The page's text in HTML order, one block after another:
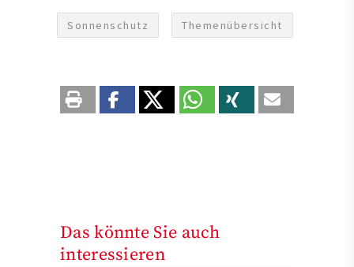
Sonnenschutz Themenübersicht
Das könnte Sie auch
interessieren